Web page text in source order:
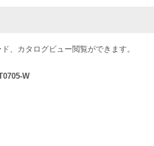
、カタログビュー閲覧ができます。
W